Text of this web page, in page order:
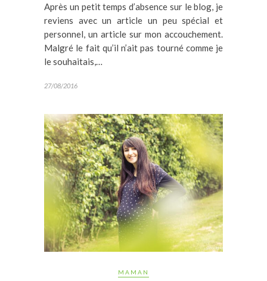
Après un petit temps d’absence sur le blog, je
reviens avec un article un peu spécial et
personnel, un article sur mon accouchement.
Malgré le fait qu’il n’ait pas tourné comme je
le souhaitais,…
27/08/2016
MAMAN